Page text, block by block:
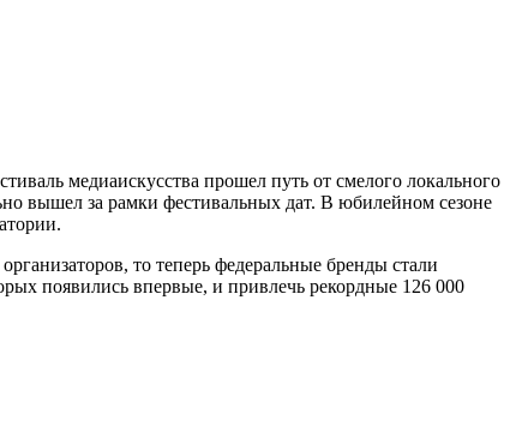
медиаискусства прошел путь от смелого локального
вышел за рамки фестивальных дат. В юбилейном сезоне
то теперь федеральные бренды стали
появились впервые, и привлечь рекордные 126 000